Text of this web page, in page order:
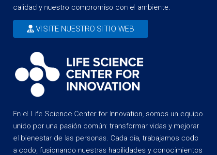
calidad y nuestro compromiso con el ambiente.
VISITE NUESTRO SITIO WEB
En el Life Science Center for Innovation, somos un equipo
unido por una pasión común: transformar vidas y mejorar
el bienestar de las personas. Cada día, trabajamos codo
a codo, fusionando nuestras habilidades y conocimientos